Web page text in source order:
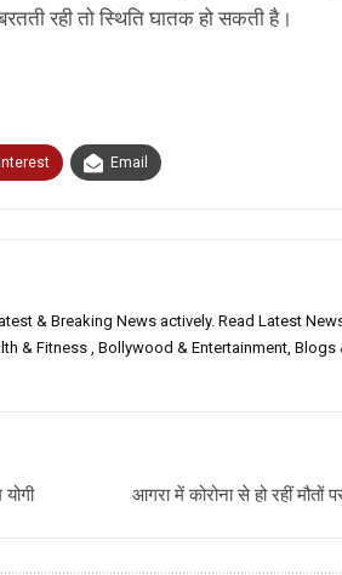
रही तो स्थिति घातक हो सकती है।
Email
& Breaking News actively. Read Latest
& Fitness , Bollywood & Entertainment,
आगरा में कोरोना से हो रहीं